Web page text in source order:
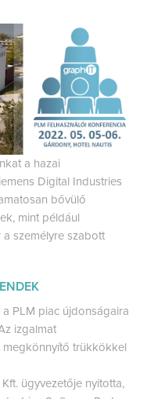
a hazai
Digital Industries
bővülő
mint például
személyre szabott
PLM piac újdonságaira
izgalmat
megkönnyítő trükkökkel
ügyvezetője nyitotta,